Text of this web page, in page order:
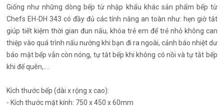
Giống như những dòng bếp từ nhập khẩu khác sản phẩm bếp từ
Chefs EH-DH 343 có đầy đủ các tính năng an toàn như: hẹn giờ tắt
giúp tiết kiệm thời gian đun nấu, khóa trẻ em để trẻ nhỏ không can
thiệp vào quá trình nấu nướng khi bạn đi ra ngoài, cảnh báo nhiệt dư
báo mặt bếp vẫn còn nóng, tự tắt bếp khi không có nồi và tự tắt bếp
khi để quên,….
Kích thước bếp (dài x rộng x cao):
- Kích thước mặt kính: 750 x 450 x 60mm